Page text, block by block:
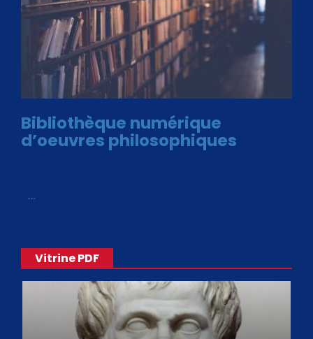
Bibliothèque numérique
d’oeuvres philosophiques
…
Vitrine PDF